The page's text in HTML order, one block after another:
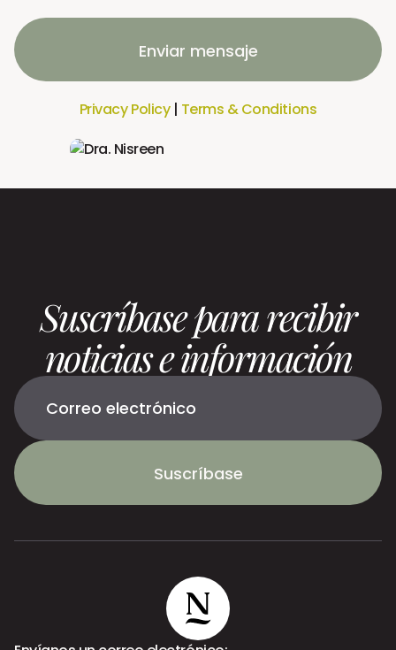
Enviar mensaje
Privacy Policy| Terms & Conditions
Suscríbase para recibir
noticias e información
Suscríbase